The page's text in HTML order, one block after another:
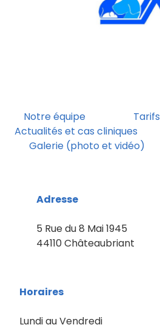
Notre équipe Tarifs
Actualités et cas cliniques
Galerie (photo et vidéo)
Adresse
5 Rue du 8 Mai 1945
44110 Châteaubriant
Horaires
Lundi au Vendredi